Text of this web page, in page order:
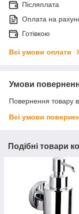
Післяплата
Оплата на
Готівкою
Всі умови оплати
Умови
Повернення товару
Всі умови
Подібні товари